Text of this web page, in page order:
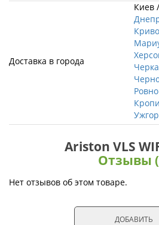
Доставка в города
Киев /
Ровно
Ariston VLS
Отзывы
Нет отзывов об этом товаре.
ДОБАВИТЬ